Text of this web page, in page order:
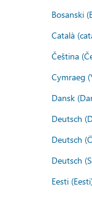
Bosanski
Català
Čeština
Cymraeg
Dansk
Deutsch
Deutsch
Deutsch
Eesti